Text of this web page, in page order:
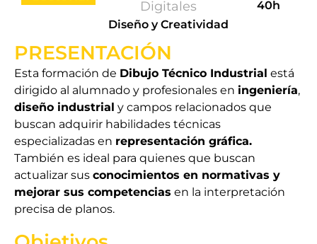
Digitales
Diseño y Creatividad
40h
PRESENTACIÓN
Esta formación de Dibujo Técnico Industrial está
dirigido al alumnado y profesionales en ingeniería,
diseño industrial y campos relacionados que
buscan adquirir habilidades técnicas
especializadas en representación gráfica.
También es ideal para quienes que buscan
actualizar sus conocimientos en normativas y
mejorar sus competencias en la interpretación
precisa de planos.